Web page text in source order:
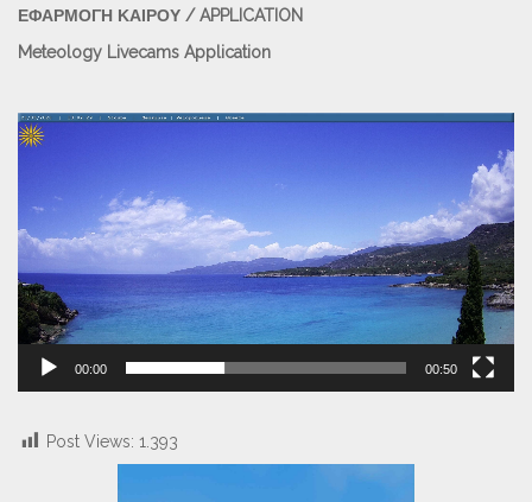
ΕΦΑΡΜΟΓΗ ΚΑΙΡΟΥ / APPLICATION
Meteology Livecams Application
Πρόγραμμα
Αναπαραγωγής
00:00 00:50
Post Views: 1.393